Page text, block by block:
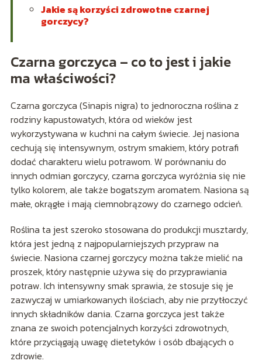
Jakie są korzyści zdrowotne czarnej
gorczycy?
Czarna gorczyca – co to jest i jakie
ma właściwości?
Czarna gorczyca (Sinapis nigra) to jednoroczna roślina z
rodziny kapustowatych, która od wieków jest
wykorzystywana w kuchni na całym świecie. Jej nasiona
cechują się intensywnym, ostrym smakiem, który potrafi
dodać charakteru wielu potrawom. W porównaniu do
innych odmian gorczycy, czarna gorczyca wyróżnia się nie
tylko kolorem, ale także bogatszym aromatem. Nasiona są
małe, okrągłe i mają ciemnobrązowy do czarnego odcień.
Roślina ta jest szeroko stosowana do produkcji musztardy,
która jest jedną z najpopularniejszych przypraw na
świecie. Nasiona czarnej gorczycy można także mielić na
proszek, który następnie używa się do przyprawiania
potraw. Ich intensywny smak sprawia, że stosuje się je
zazwyczaj w umiarkowanych ilościach, aby nie przytłoczyć
innych składników dania. Czarna gorczyca jest także
znana ze swoich potencjalnych korzyści zdrowotnych,
które przyciągają uwagę dietetyków i osób dbających o
zdrowie.